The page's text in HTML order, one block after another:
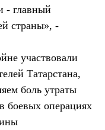
- главный
страны», -
участвовали
Татарстана,
боль утраты
боевых операциях